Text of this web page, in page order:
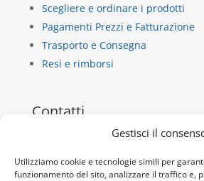
Gestisci il
Utilizziamo cookie e tecnologie simili per
funzionamento del sito, analizzare il traffico e,
Scegliere e ordinare i prodotti
Pagamenti Prezzi e Fatturazione
Trasporto e Consegna
Resi e rimborsi
Contatti
10018 Pavone Canavese